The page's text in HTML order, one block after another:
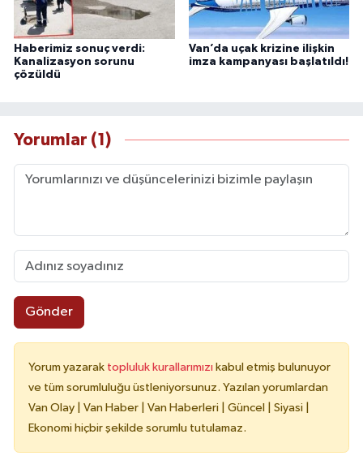
Haberimiz sonuç verdi:
Kanalizasyon sorunu
çözüldü
Van’da uçak krizine ilişkin
imza kampanyası başlatıldı!
Yorumlar (1)
Gönder
Yorum yazarak topluluk kurallarımızı kabul etmiş bulunuyor
ve tüm sorumluluğu üstleniyorsunuz. Yazılan yorumlardan
Van Olay | Van Haber | Van Haberleri | Güncel | Siyasi |
Ekonomi hiçbir şekilde sorumlu tutulamaz.